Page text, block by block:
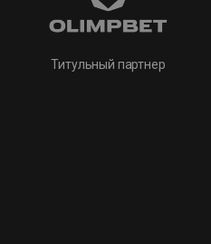
Титульный партнер